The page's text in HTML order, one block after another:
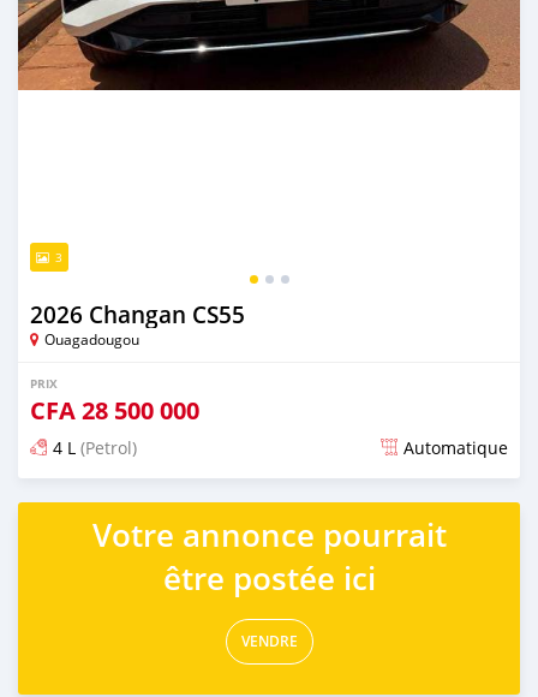
3
2026 Changan CS55
Ouagadougou
PRIX
CFA28 500 000
4 L (Petrol) Automatique
Publié il y a 2 jours
Votre annonce pourrait
être postée ici
VENDRE